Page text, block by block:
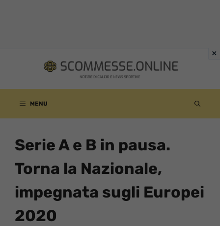
contenuto
MENU
Serie A e B in pausa.
Torna la Nazionale,
impegnata sugli Europei
2020